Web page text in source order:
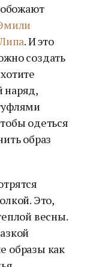
. И это
создать
наряд,
одеться
образ
Это,
весны.
образы как